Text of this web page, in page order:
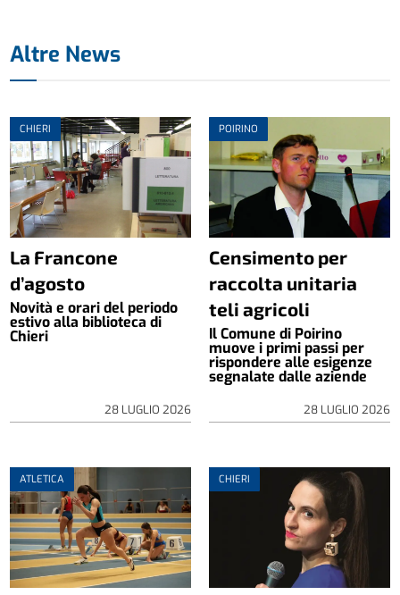
Altre News
CHIERI
La Francone
d’agosto
Novità e orari del periodo
estivo alla biblioteca di
Chieri
28 LUGLIO 2026
POIRINO
Censimento per
raccolta unitaria
teli agricoli
Il Comune di Poirino
muove i primi passi per
rispondere alle esigenze
segnalate dalle aziende
28 LUGLIO 2026
ATLETICA CHIERI